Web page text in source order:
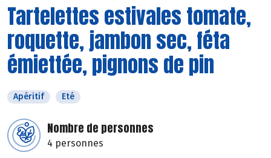
Tartelettes estivales tomate,
roquette, jambon sec, féta
émiettée, pignons de pin
Apéritif Eté
Nombre de personnes
4 personnes